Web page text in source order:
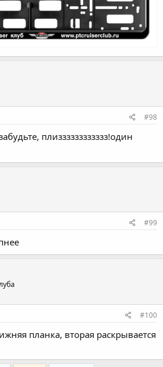
#98
плизззззззззззз!один
#99
#100
планка, вторая раскрывается